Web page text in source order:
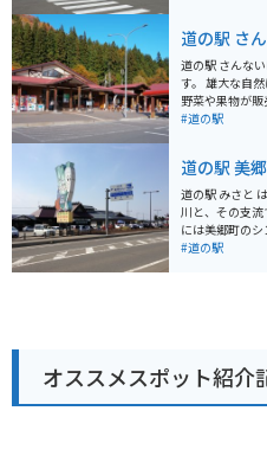
ができます。 また、隣接する「総合交流促進施設 かづ
の」には、温泉
も最適です。
場所としても利用しやす
も魅力です。特
道の駅 さ
道の駅 さんな
す。 雄大な自然に囲まれた場所にあり、地元産の新鮮な
野菜や果物が
ランでは、地元
す。 周辺には、温泉やキャンプ場など、観光スポットも
点在しており
利です。 特に
しく色づき、
である、きりた
#道の駅
道の駅 美郷
道の駅 みさと
川と、その支流
には美郷町の
持つ山内城跡があります。 道の駅
います。レス
楽しむことが
て、ツーリング
駅 みさと は、
す。山内城跡
#道の駅
オススメスポット紹介